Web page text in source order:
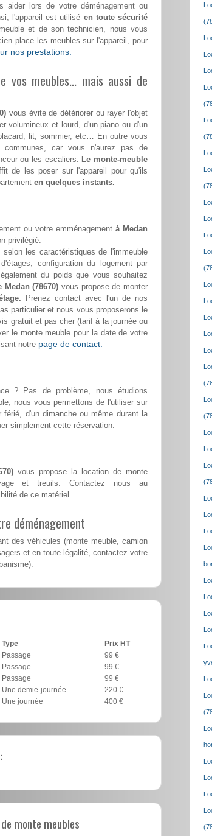
aider lors de votre déménagement ou
l'appareil est utilisé en toute sécurité
et de son technicien, nous vous
place les meubles sur l'appareil, pour
nos prestations.
vos meubles... mais aussi de
vous évite de détériorer ou rayer l'objet
volumineux et lourd, d'un piano ou d'un
lit, sommier, etc… En outre vous
car vous n'aurez pas de
ou les escaliers. Le monte-meuble
de les poser sur l'appareil pour qu'ils
en quelques instants.
ou votre emménagement à Medan
privilégié.
les caractéristiques de l'immeuble
configuration du logement par
du poids que vous souhaitez
Medan (78670) vous propose de monter
Prenez contact avec l'un de nos
particulier et nous vous proposerons le
gratuit et pas cher (tarif à la journée ou
le monte meuble pour la date de votre
notre page de contact.
? Pas de problème, nous étudions
nous vous permettons de l'utiliser sur
d'un dimanche ou même durant la
simplement cette réservation.
vous propose la location de monte
et treuils. Contactez nous au
de ce matériel.
déménagement
des véhicules (monte meuble, camion
et en toute légalité, contactez votre
Type
Prix HT
Passage
99 €
Passage
99 €
Passage
99 €
Une demie-journée
220 €
Une journée 400 €
monte meubles